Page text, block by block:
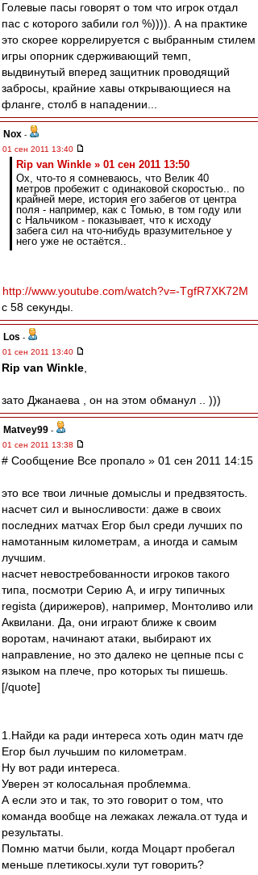
Голевые пасы говорят о том что игрок отдал
пас с которого забили гол %)))). А на практике
это скорее коррелируется с выбранным стилем
игры опорник сдерживающий темп,
выдвинутый вперед защитник проводящий
забросы, крайние хавы открывающиеся на
фланге, столб в нападении...
Nox -
01 сен 2011 13:40
Rip van Winkle » 01 сен 2011 13:50
Ох, что-то я сомневаюсь, что Велик 40
метров пробежит с одинаковой скоростью.. по
крайней мере, история его забегов от центра
поля - например, как с Томью, в том году или
с Нальчиком - показывает, что к исходу
забега сил на что-нибудь вразумительное у
него уже не остаётся..
http://www.youtube.com/watch?v=-TgfR7XK72M
с 58 секунды.
Los -
01 сен 2011 13:40
Rip van Winkle
зато Джанаева , он на этом обманул .. )))
Matvey99 -
01 сен 2011 13:38
# Сообщение Все пропало » 01 сен 2011 14:15
это все твои личные домыслы и предвзятость.
насчет сил и выносливости: даже в своих
последних матчах Егор был среди лучших по
намотанным километрам, а иногда и самым
лучшим.
насчет невостребованности игроков такого
типа, посмотри Серию А, и игру типичных
regista (дирижеров), например, Монтоливо или
Аквилани. Да, они играют ближе к своим
воротам, начинают атаки, выбирают их
направление, но это далеко не цепные псы с
языком на плече, про которых ты пишешь.
[/quote]
1.Найди ка ради интереса хоть один матч где
Егор был лучьшим по километрам.
Ну вот ради интереса.
Уверен эт колосальная проблемма.
А если это и так, то это говорит о том, что
команда вообще на лежаках лежала.от туда и
результаты.
Помню матчи были, когда Моцарт пробегал
меньше плетикосы.хули тут говорить?